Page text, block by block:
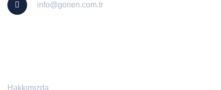
info@gonen.com.tr
Hakkımızda